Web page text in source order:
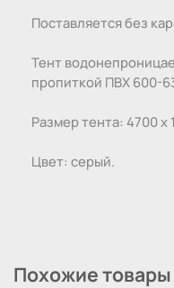
Поставляется без
Тент
пропиткой ПВХ 600-
Размер тента: 4700 х
Цвет: серый.
Похожие товары